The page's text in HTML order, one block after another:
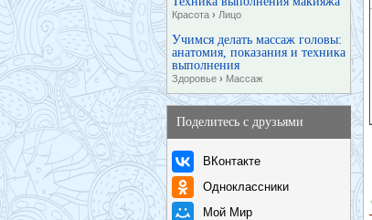
Красота › Лицо
Учимся делать массаж головы:
анатомия, показания и техника
выполнения
Здоровье › Массаж
Поделитесь с друзьями
ВКонтакте
Одноклассники
Мой Мир